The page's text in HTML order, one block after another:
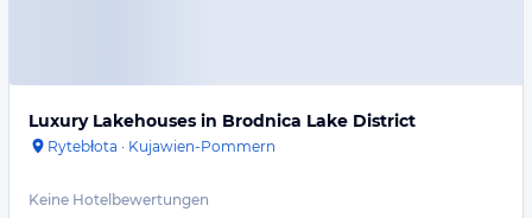
Luxury Lakehouses in Brodnica Lake District
Rytebłota · Kujawien-Pommern
Keine Hotelbewertungen